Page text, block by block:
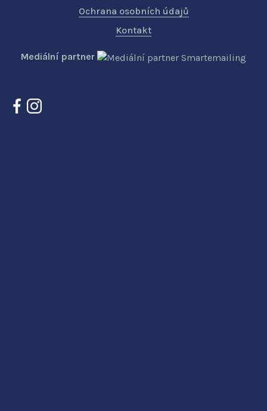
Ochrana osobních údajů
Kontakt
Mediální partner